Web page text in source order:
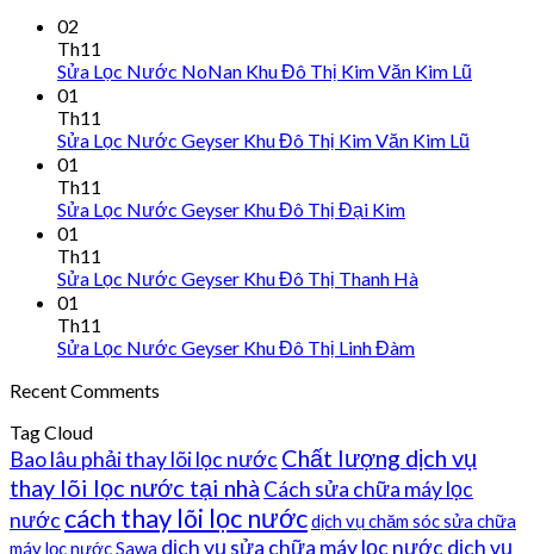
02
Th11
Sửa Lọc Nước NoNan Khu Đô Thị Kim Văn Kim Lũ
01
Th11
Sửa Lọc Nước Geyser Khu Đô Thị Kim Văn Kim Lũ
01
Th11
Sửa Lọc Nước Geyser Khu Đô Thị Đại Kim
01
Th11
Sửa Lọc Nước Geyser Khu Đô Thị Thanh Hà
01
Th11
Sửa Lọc Nước Geyser Khu Đô Thị Linh Đàm
Recent Comments
Tag Cloud
Bao lâu phải thay lõi lọc nước Chất lượng dịch vụ
thay lõi lọc nước tại nhà Cách sửa chữa máy lọc
nước cách thay lõi lọc nướcdịch vụ chăm sóc sửa chữa
máy lọc nước Sawa dịch vụ sửa chữa máy lọc nước dịch vụ